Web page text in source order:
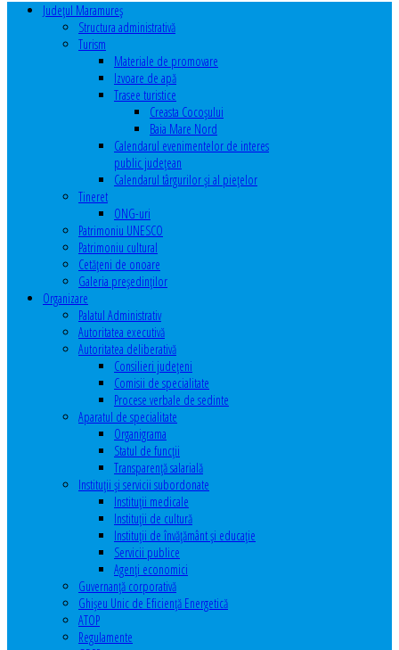
Judeţul Maramureş
Structura administrativă
Turism
Materiale de promovare
Izvoare de apă
Trasee turistice
Creasta Cocoșului
Baia Mare Nord
Calendarul evenimentelor de interes
public judeţean
Calendarul târgurilor şi al pieţelor
Tineret
ONG-uri
Patrimoniu UNESCO
Patrimoniu cultural
Cetăţeni de onoare
Galeria președinților
Organizare
Palatul Administrativ
Autoritatea executivă
Autoritatea deliberativă
Consilieri judeţeni
Comisii de specialitate
Procese verbale de sedinte
Aparatul de specialitate
Organigrama
Statul de funcții
Transparență salarială
Instituţii şi servicii subordonate
Instituţii medicale
Instituţii de cultură
Instituţii de învăţământ şi educaţie
Servicii publice
Agenţi economici
Guvernanță corporativă
Ghişeu Unic de Eficienţă Energetică
ATOP
Regulamente